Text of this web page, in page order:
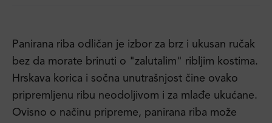
Panirana riba odličan je izbor za brz i ukusan ručak
bez da morate brinuti o "zalutalim" ribljim kostima.
Hrskava korica i sočna unutrašnjost čine ovako
pripremljenu ribu neodoljivom i za mlađe ukućane.
Ovisno o načinu pripreme, panirana riba može